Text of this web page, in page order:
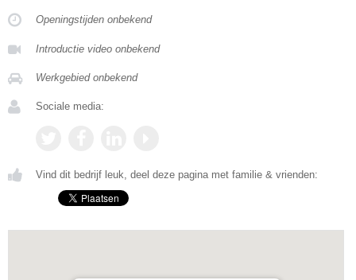
Openingstijden onbekend
Introductie video onbekend
Werkgebied onbekend
Sociale media:
Vind dit bedrijf leuk, deel deze pagina met familie & vrienden: